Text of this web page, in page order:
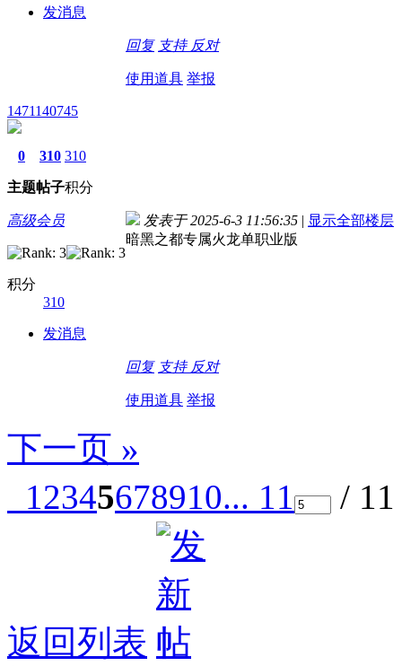
发消息
回复 支持 反对
使用道具 举报
1471140745
0
主题
310
帖子
310
积分
高级会员
积分
310
发消息
发表于 2025-6-3 11:56:35 | 显示全部楼层
暗黑之都专属火龙单职业版
回复 支持 反对
使用道具 举报
下一页 »
12345678910... 11 /
返回列表